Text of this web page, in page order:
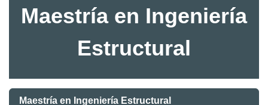
Maestría en Ingeniería
Estructural
Maestría en Ingeniería Estructural